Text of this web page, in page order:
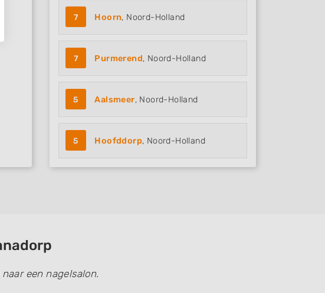
7 Hoorn, Noord-Holland
7 Purmerend, Noord-Holland
5 Aalsmeer, Noord-Holland
5 Hoofddorp, Noord-Holland
een nagelsalon.